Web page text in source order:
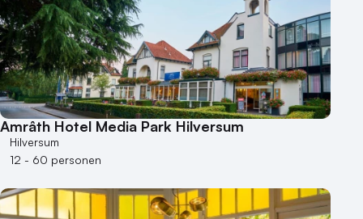
Heisessie
Hotel
Hybride events
Industriële locatie
Kasteel en landgoed
Kleine / intieme locatie
Locaties aan zee
Museum
Theater
Varende locatie
Amrâth Hotel Media Park Hilversum
Hilversum
12 - 60 personen